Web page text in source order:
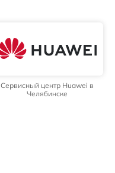
Сервисный центр Huawei в
Челябинске